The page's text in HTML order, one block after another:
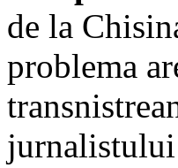
de la
problema